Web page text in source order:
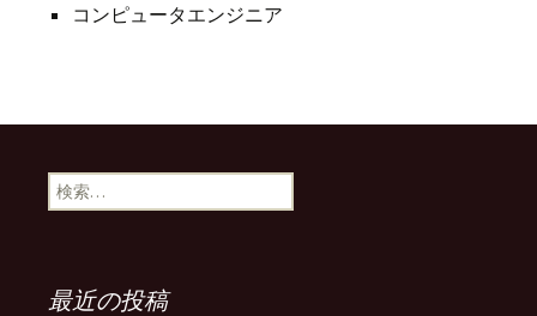
コンピュータエンジニア
検
索:
最近の投稿